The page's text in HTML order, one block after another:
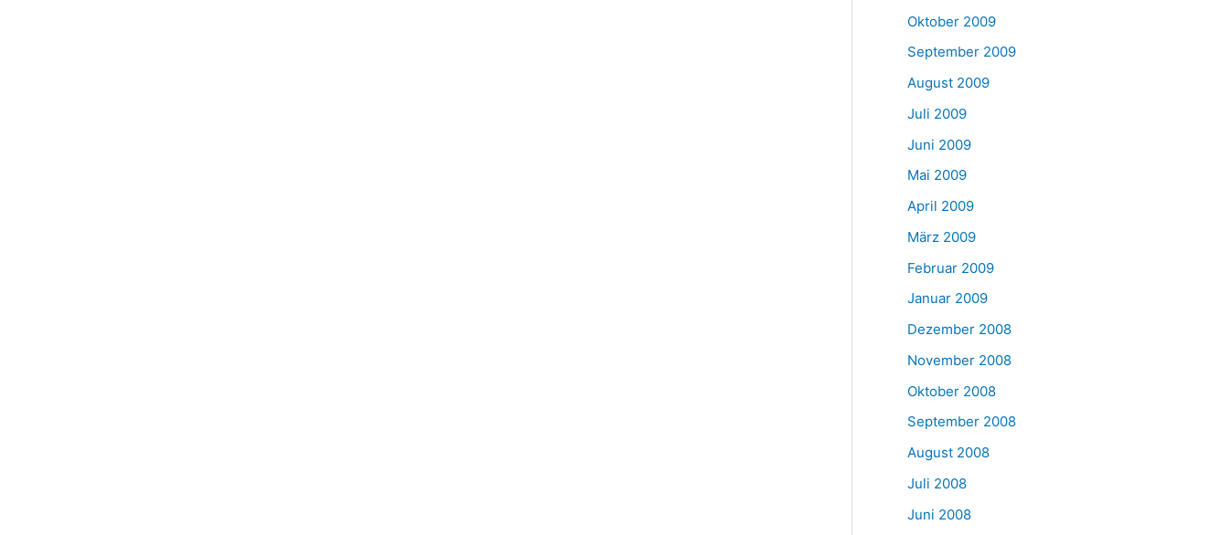
Oktober 2009
September 2009
August 2009
Juli 2009
Juni 2009
Mai 2009
April 2009
März 2009
Februar 2009
Januar 2009
Dezember 2008
November 2008
Oktober 2008
September 2008
August 2008
Juli 2008
Juni 2008